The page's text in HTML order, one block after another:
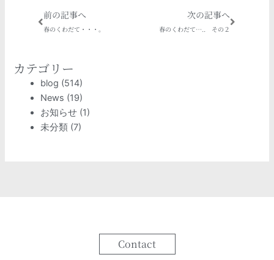
Prev
前の記事へ
春のくわだて・・・。
次の記事へ
春のくわだて….. その２
Next
カテゴリー
blog (514)
News (19)
お知らせ (1)
未分類 (7)
Contact